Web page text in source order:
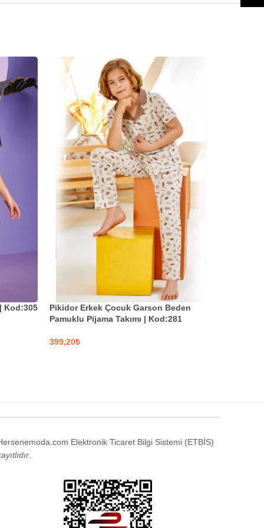
Kod:305
Pikidor Erkek Çocuk Garson Beden
Pamuklu Pijama Takımı | Kod:281
₺
Elektronik Ticaret Bilgi Sistemi (ETBİS)
.